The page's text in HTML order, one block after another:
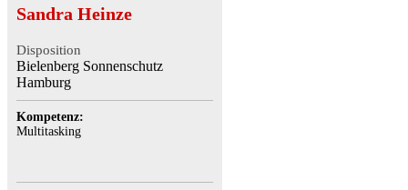
Sandra Heinze
Disposition
Bielenberg Sonnenschutz
Hamburg
Kompetenz:
Multitasking